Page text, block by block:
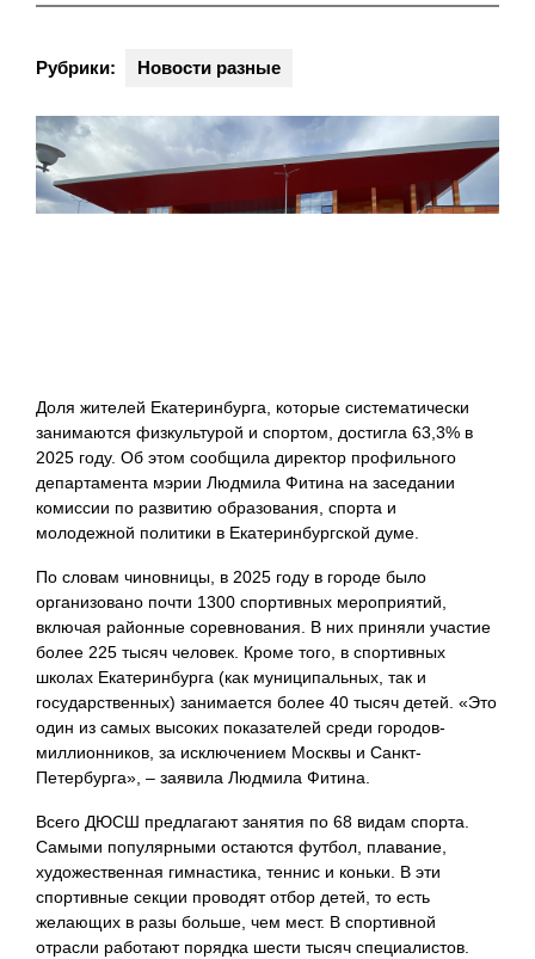
Рубрики: Новости разные
Доля жителей Екатеринбурга, которые систематически
занимаются физкультурой и спортом, достигла 63,3% в
2025 году. Об этом сообщила директор профильного
департамента мэрии Людмила Фитина на заседании
комиссии по развитию образования, спорта и
молодежной политики в Екатеринбургской думе.
По словам чиновницы, в 2025 году в городе было
организовано почти 1300 спортивных мероприятий,
включая районные соревнования. В них приняли участие
более 225 тысяч человек. Кроме того, в спортивных
школах Екатеринбурга (как муниципальных, так и
государственных) занимается более 40 тысяч детей. «Это
один из самых высоких показателей среди городов-
миллионников, за исключением Москвы и Санкт-
Петербурга», – заявила Людмила Фитина.
Всего ДЮСШ предлагают занятия по 68 видам спорта.
Самыми популярными остаются футбол, плавание,
художественная гимнастика, теннис и коньки. В эти
спортивные секции проводят отбор детей, то есть
желающих в разы больше, чем мест. В спортивной
отрасли работают порядка шести тысяч специалистов.